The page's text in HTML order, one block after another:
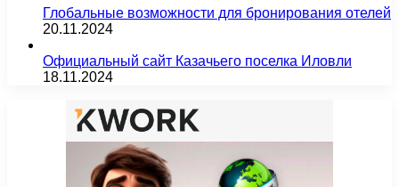
Глобальные возможности для бронирования отелей
20.11.2024
Официальный сайт Казачьего поселка Иловли
18.11.2024